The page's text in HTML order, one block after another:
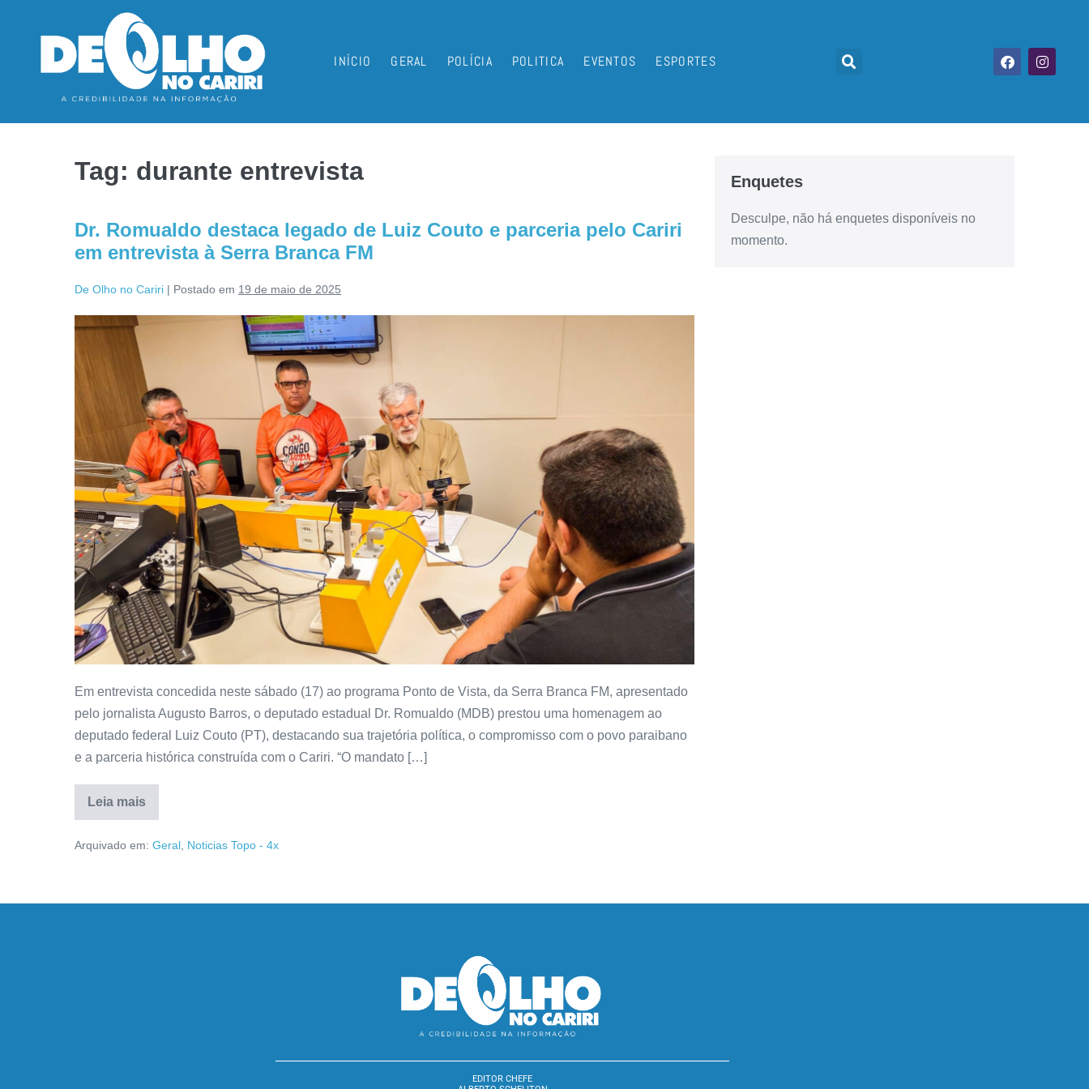
INÍCIO GERAL POLÍCIA POLITICA EVENTOS ESPORTES
Tag: durante entrevista
Dr. Romualdo destaca legado de Luiz Couto e parceria pelo Cariri
em entrevista à Serra Branca FM
De Olho no Cariri | Postado em 19 de maio de 2025
Em entrevista concedida neste sábado (17) ao programa Ponto de Vista, da Serra Branca FM, apresentado
pelo jornalista Augusto Barros, o deputado estadual Dr. Romualdo (MDB) prestou uma homenagem ao
deputado federal Luiz Couto (PT), destacando sua trajetória política, o compromisso com o povo paraibano
e a parceria histórica construída com o Cariri. “O mandato […]
Leia mais
Arquivado em: Geral, Noticias Topo - 4x
Enquetes
Desculpe, não há enquetes disponíveis no
momento.
EDITOR CHEFE